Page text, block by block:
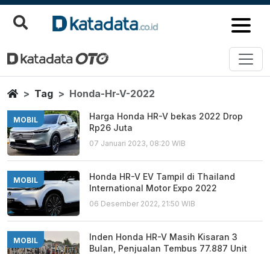
Honda Hr V 2022
Berita Terbaru
HomeTag Honda-Hr-V-2022
MOBIL
Harga Honda HR-V bekas 2022 Drop
Rp26 Juta
07 Januari 2023, 08:20 WIB
MOBIL
Honda HR-V EV Tampil di Thailand
International Motor Expo 2022
06 Desember 2022, 21:50 WIB
MOBIL
Inden Honda HR-V Masih Kisaran 3
Bulan, Penjualan Tembus 77.887 Unit